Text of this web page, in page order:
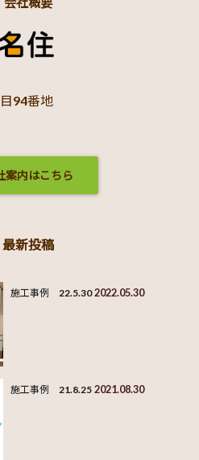
94番地
案内はこちら
最新投稿
施工事例 22.5.30 2022.05.30
施工事例 21.8.25 2021.08.30